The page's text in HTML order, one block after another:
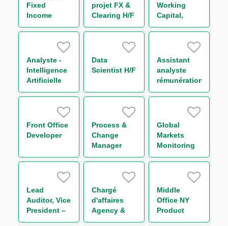
Fixed
Income
Bonds
projet FX &
Clearing H/F
Working
Capital,
Receivable
Finance H/F
Analyste -
Intelligence
Artificielle
H/F
Data
Scientist H/F
Assistant
analyste
rémunération
H/F
Front Office
Developer
Process &
Change
Manager
Middle-
Collatéral
H/F
Global
Markets
Monitoring
Compliance
Lead
Auditor, Vice
President –
Regulatory
Chargé
d'affaires
Agency &
Transaction
Middle
Office NY
Product
Owner